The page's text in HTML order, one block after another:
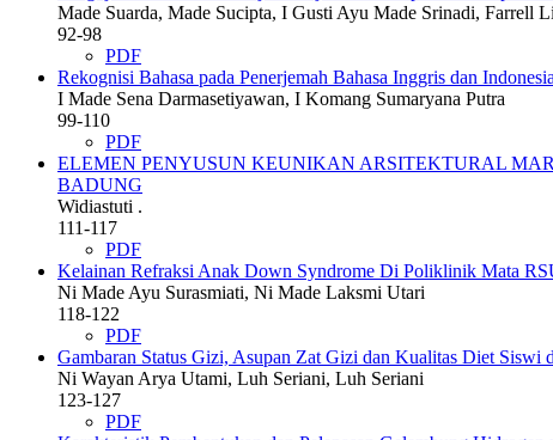
Made Suarda, Made Sucipta, I Gusti Ayu Made Srinadi, Farrell
92-98
PDF
Rekognisi Bahasa pada Penerjemah Bahasa Inggris dan Indonesia
I Made Sena Darmasetiyawan, I Komang Sumaryana Putra
99-110
PDF
ELEMEN PENYUSUN KEUNIKAN ARSITEKTURAL
BADUNG
Widiastuti .
111-117
PDF
Kelainan Refraksi Anak Down Syndrome Di Poliklinik Mata
Ni Made Ayu Surasmiati, Ni Made Laksmi Utari
118-122
PDF
Gambaran Status Gizi, Asupan Zat Gizi dan Kualitas Diet Siswi
Ni Wayan Arya Utami, Luh Seriani, Luh Seriani
123-127
PDF